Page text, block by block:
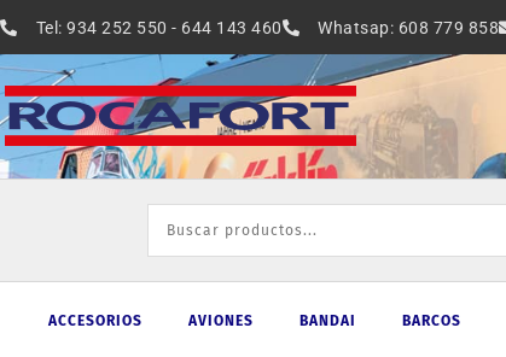
al
contenido
Tel: 934 252 550 - 644 143 460 Whatsap: 608 779 858
ACCESORIOS AVIONES BANDAI BARCOS